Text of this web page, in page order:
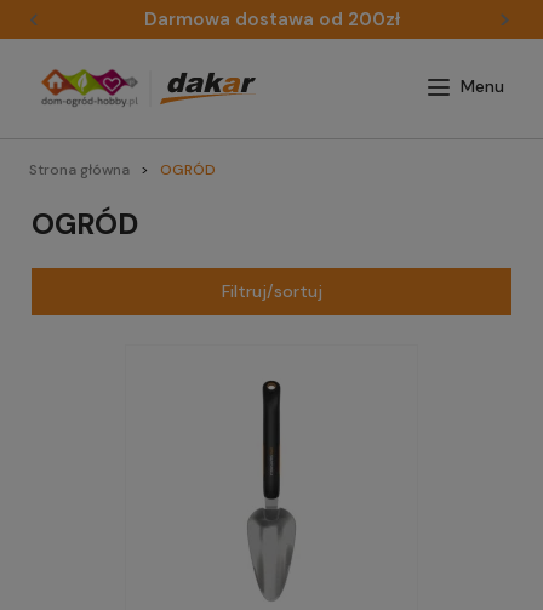
Darmowa dostawa od 200zł
Strona główna OGRÓD
OGRÓD
Filtruj/sortuj